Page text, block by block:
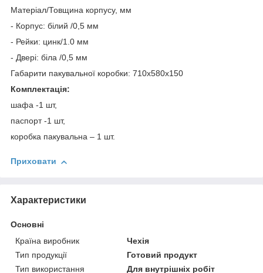
Матеріал/Товщина корпусу, мм
- Корпус: білий /0,5 мм
- Рейки: цинк/1.0 мм
- Двері: біла /0,5 мм
Габарити пакувальної коробки: 710х580х150
Комплектація:
шафа -1 шт,
паспорт -1 шт,
коробка пакувальна – 1 шт.
Приховати
Характеристики
Основні
Країна виробник
Чехія
Тип продукції
Готовий продукт
Тип використання
Для внутрішніх робіт